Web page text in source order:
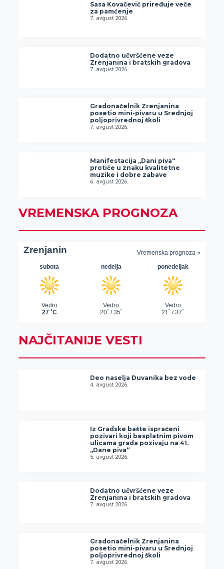
Sasa Kovačević priređuje veče
za pamćenje
7. avgust 2026.
Dodatno učvršćene veze
Zrenjanina i bratskih gradova
7. avgust 2026.
Gradonačelnik Zrenjanina
posetio mini-pivaru u Srednjoj
poljoprivrednoj školi
7. avgust 2026.
Manifestacija „Dani piva“
protiče u znaku kvalitetne
muzike i dobre zabave
6. avgust 2026.
VREMENSKA PROGNOZA
NAJČITANIJE VESTI
Deo naselja Duvanika bez vode
4. avgust 2026.
Iz Gradske bašte ispraćeni
pozivari koji besplatnim pivom
ulicama grada pozivaju na 41.
„Dane piva“
5. avgust 2026.
Dodatno učvršćene veze
Zrenjanina i bratskih gradova
7. avgust 2026.
Gradonačelnik Zrenjanina
posetio mini-pivaru u Srednjoj
poljoprivrednoj školi
7. avgust 2026.